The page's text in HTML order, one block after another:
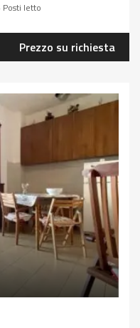
Posti letto
Prezzo su richiesta